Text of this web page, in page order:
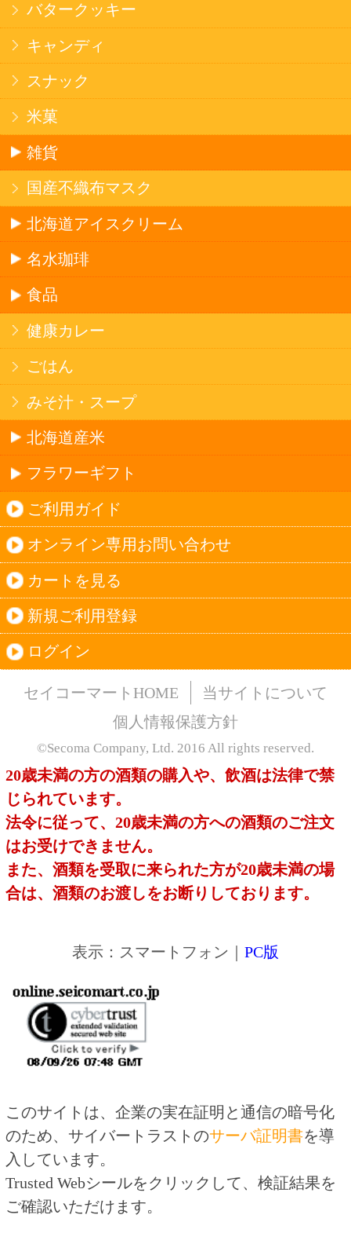
このサイトは、企業の実在証明と通信の暗号化
のため、サイバートラストのサーバ証明書を導
入しています。
ご確認いただけます。